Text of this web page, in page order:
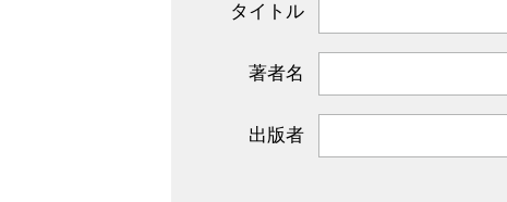
タイトル
著者名
出版者